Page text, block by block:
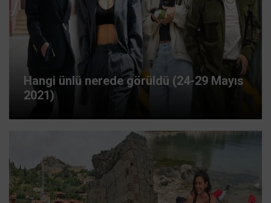
Hangi ünlü nerede görüldü (24-29 Mayıs
2021)